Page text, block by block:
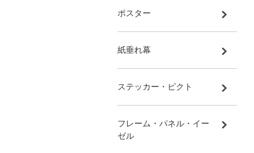
ポスター
紙垂れ幕
ステッカー・ピクト
フレーム・パネル・イー
ゼル